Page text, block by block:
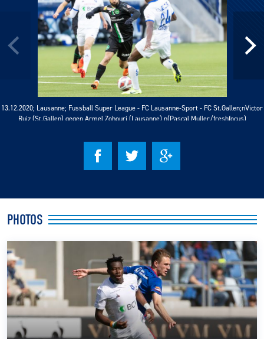
BUSINESS
RESTAURATION
CLUB
LS E-SHOP
L’APP DU LS
LS ACADEMY CAMPS
MATCH DES CELEBRITES
PRESSE ET MEDIAS
13.12.2020; Lausanne; Fussball Super League - FC Lausanne-Sport - FC St.Gallen;nVictor
Ruiz (St.Gallen) gegen Armel Zohouri (Lausanne) n(Pascal Muller/freshfocus)
PHOTOS